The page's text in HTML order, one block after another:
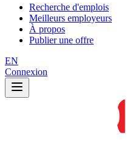
Recherche d'emplois
Meilleurs employeurs
À propos
Publier une offre
EN
Connexion